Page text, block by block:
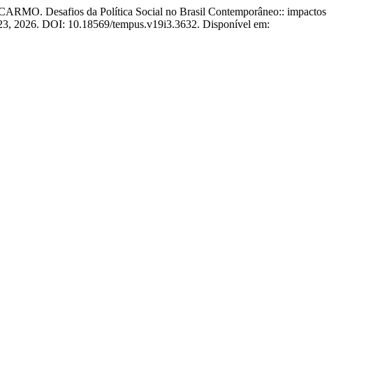
Desafios da Política Social no Brasil Contemporâneo:: impactos
2026. DOI: 10.18569/tempus.v19i3.3632. Disponível em: